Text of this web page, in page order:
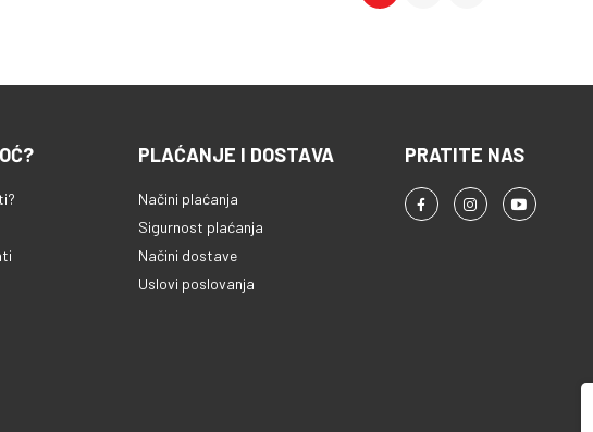
PLAĆANJE I DOSTAVA
Načini plaćanja
Sigurnost plaćanja
Načini dostave
Uslovi poslovanja
PRATITE NAS